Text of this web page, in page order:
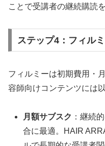
ことで受講者の継続購読
ステップ4：フィル
フィルミーは初期費用・
容師向けコンテンツには
月額サブスク ：継続
合に最適。HAIR